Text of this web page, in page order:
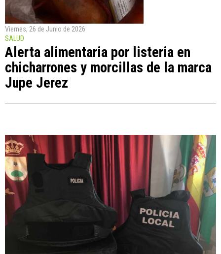
Viernes, 26 de Junio de 2026
SALUD
Alerta alimentaria por listeria en
chicharrones y morcillas de la marca
Jupe Jerez